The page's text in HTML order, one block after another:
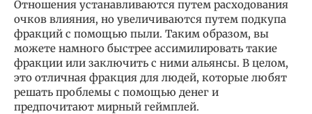
Отношения устанавливаются путем расходования
очков влияния, но увеличиваются путем подкупа
фракций с помощью пыли. Таким образом, вы
можете намного быстрее ассимилировать такие
фракции или заключить с ними альянсы. В целом,
это отличная фракция для людей, которые любят
решать проблемы с помощью денег и
предпочитают мирный геймплей.